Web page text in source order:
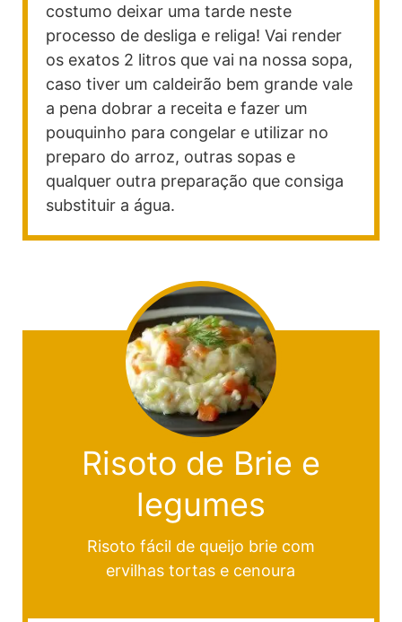
costumo deixar uma tarde neste
processo de desliga e religa! Vai render
os exatos 2 litros que vai na nossa sopa,
caso tiver um caldeirão bem grande vale
a pena dobrar a receita e fazer um
pouquinho para congelar e utilizar no
preparo do arroz, outras sopas e
qualquer outra preparação que consiga
substituir a água.
Risoto de Brie e
legumes
Risoto fácil de queijo brie com
ervilhas tortas e cenoura